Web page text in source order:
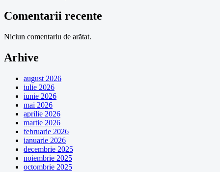
Comentarii recente
Niciun comentariu de arătat.
Arhive
august 2026
iulie 2026
iunie 2026
mai 2026
aprilie 2026
martie 2026
februarie 2026
ianuarie 2026
decembrie 2025
noiembrie 2025
octombrie 2025